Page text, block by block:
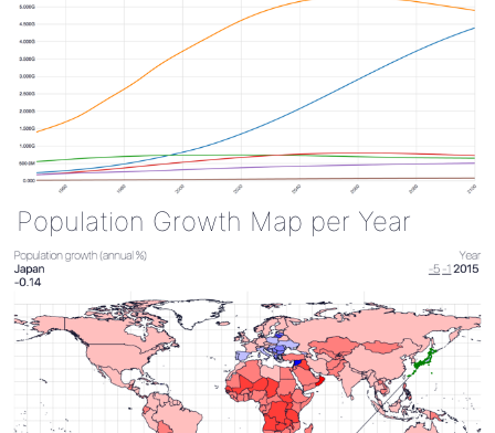
Population Growth Map per Year